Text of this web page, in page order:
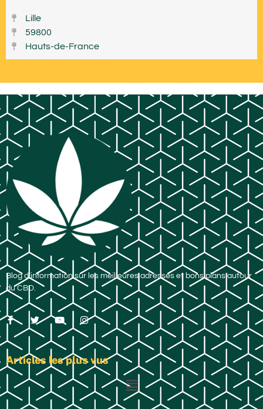
Lille
59800
Hauts-de-France
Blog d’information sur les meilleures adresses et bons plans autour
du CBD.
Articles les plus vus